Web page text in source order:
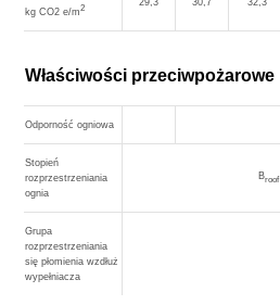
kg CO2 e/m2
Właściwości przeciwpożarowe
Odporność ogniowa
Stopień
rozprzestrzeniania
ognia
Broof
Grupa
rozprzestrzeniania
się płomienia wzdłuż
wypełniacza